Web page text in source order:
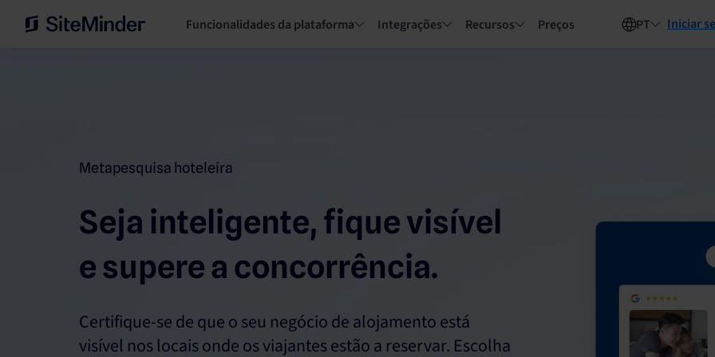
Funcionalidades da plataforma Integrações Recursos Preços PT Iniciar
Metapesquisa hoteleira
Seja inteligente, fique visível
e supere a concorrência.
Certifique-se de que o seu negócio de alojamento está
visível nos locais onde os viajantes estão a reservar. Escolha